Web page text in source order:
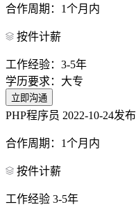
合作周期：1个月内
按件计薪
工作经验：3-5年
学历要求：大专
立即沟通
PHP程序员 2022-10-24发布
合作周期：1个月内
按件计薪
工作经验 3-5年